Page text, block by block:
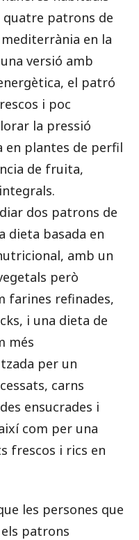
quatre patrons de
en la
versió amb
el patró
i poc
la pressió
en plantes de perfil
de fruita,
dos patrons de
dieta basada en
amb un
però
farines refinades,
i una dieta de
més
per un
carns
ensucrades i
com per una
frescos i rics en
les persones que
patrons